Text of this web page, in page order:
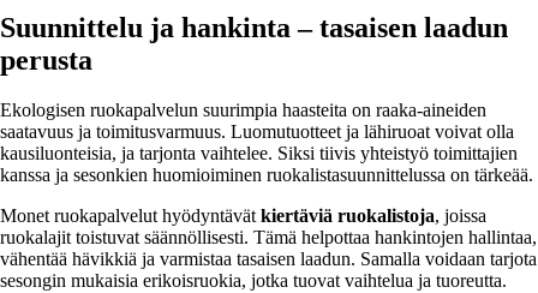
Suunnittelu ja hankinta – tasaisen laadun
perusta
Ekologisen ruokapalvelun suurimpia haasteita on raaka-aineiden
saatavuus ja toimitusvarmuus. Luomutuotteet ja lähiruoat voivat olla
kausiluonteisia, ja tarjonta vaihtelee. Siksi tiivis yhteistyö toimittajien
kanssa ja sesonkien huomioiminen ruokalistasuunnittelussa on tärkeää.
Monet ruokapalvelut hyödyntävätkiertäviä ruokalistoja, joissa
ruokalajit toistuvat säännöllisesti. Tämä helpottaa hankintojen hallintaa,
vähentää hävikkiä ja varmistaa tasaisen laadun. Samalla voidaan tarjota
sesongin mukaisia erikoisruokia, jotka tuovat vaihtelua ja tuoreutta.